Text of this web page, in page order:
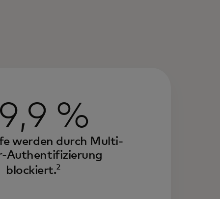
%
werden durch Multi-
Authentifizierung
blockiert.2